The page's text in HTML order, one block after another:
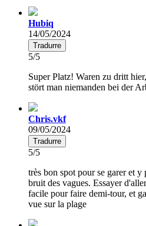
Hubiq
14/05/2024
Tradurre
5/5
Super Platz! Waren zu dritt
stört man niemanden bei der
Chris.vkf
09/05/2024
Tradurre
5/5
très bon spot pour se garer et y
bruit des vagues. Essayer
facile pour faire demi-tour, et
vue sur la plage